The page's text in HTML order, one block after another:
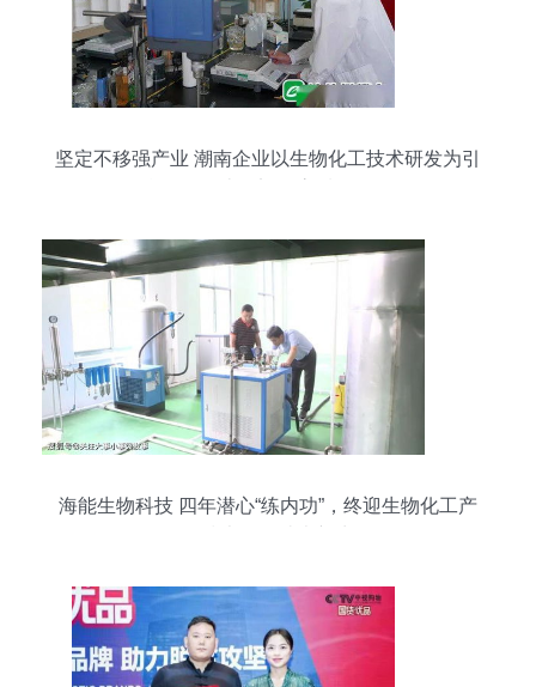
坚定不移强产业 潮南企业以生物化工技术研发为引
海能生物科技 四年潜心“练内功”，终迎生物化工产